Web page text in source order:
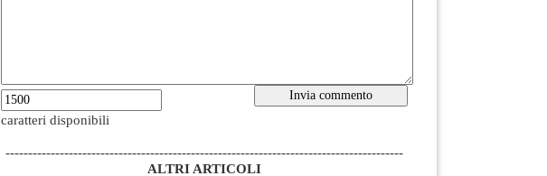
caratteri disponibili
----------------------------------------------------------------------------------------
ALTRI ARTICOLI